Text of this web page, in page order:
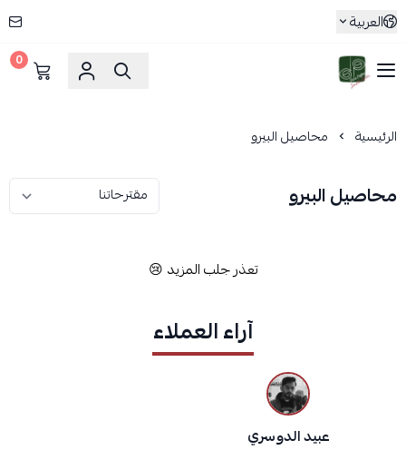
العربية
Pure Coffee Small Batch
0
الرئيسية محاصيل البيرو
محاصيل البيرو
تعذر جلب المزيد 😢
آراء العملاء
عبيد الدوسري